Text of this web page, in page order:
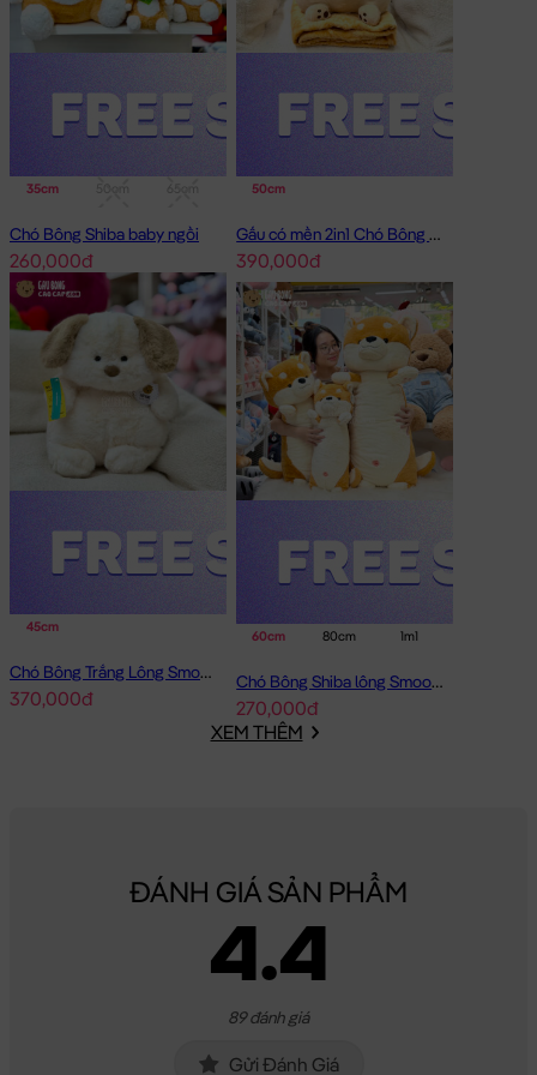
Chó Bông Shiba baby ngồi
bạn trẻ YÊU THÍCH NHẤT.
Chó Bông Shiba baby ngồiđược thiết kế với 4 kích thước Gấu
Bông lớn nhỏ khác nhau: 35cm, 50cm, 65cm, 95cm
Cách đo Size Gấu Bông:
mông đến chân (Theo chữ L)
Gấu Dài: được đo từ đầu đến phần dài cuối cùng
35cm 95cm
Chó Bông Shiba baby ngồi
260,000đ
50cm
Gấu có mền 2in1 Chó Bông Mặt Xệ Đội Gà
390,000đ
45cm
Chó Bông Trắng Lông Smooth Bobova
370,000đ
60cm 80cm 1m1
Chó Bông Shiba lông Smooth Gối Ôm Dài
270,000đ
XEM THÊM
ĐÁNH GIÁ SẢN PHẨM
4.4
89 đánh giá
Gửi Đánh Giá